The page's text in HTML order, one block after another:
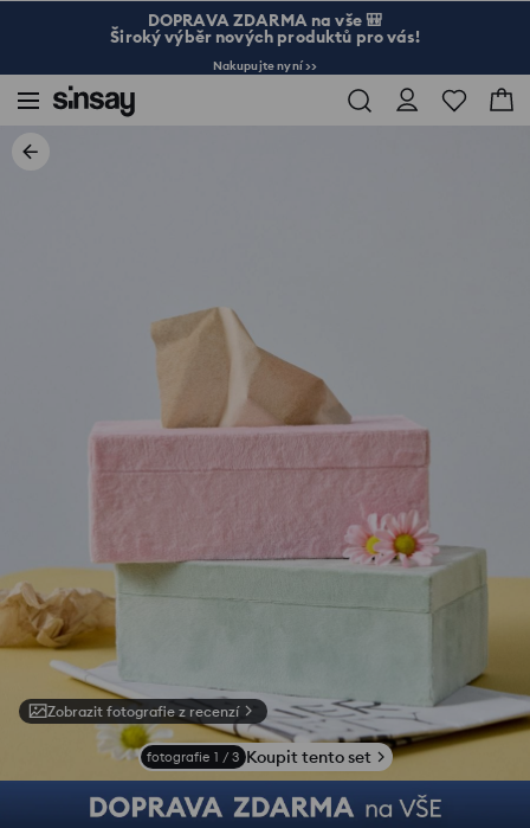
DOPRAVA ZDARMA na vše 🎒
Široký výběr nových produktů pro vás!
Nakupujte nyní >>
Zobrazit fotografie z recenzí
fotografie 1 / 3 Koupit tento set